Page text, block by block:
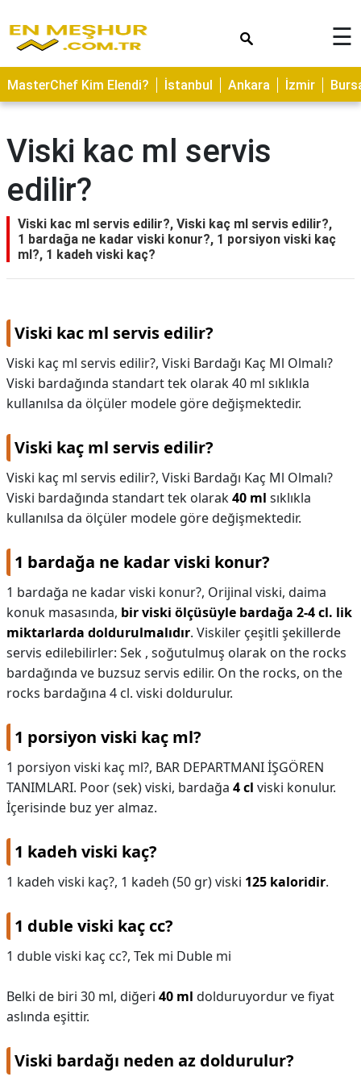
ASTROLOJİ
SAĞLIK
TARİFLERİ
GEZİLECEK
YERLER
CİLT
BAKIMI
NEDİR
ALANLARI
HAMİLELİK
KAPLICALAR
☰
MasterChef Kim Elendi? İstanbul Ankara İzmir
Viski kac ml servis
edilir?
Viski kac ml servis edilir?, Viski kaç ml servis edilir?,
1 bardağa ne kadar viski konur?, 1 porsiyon viski kaç
ml?, 1 kadeh viski kaç?
Viski kac ml servis edilir?
Viski kaç ml servis edilir?, Viski Bardağı Kaç Ml Olmalı?
Viski bardağında standart tek olarak 40 ml sıklıkla
kullanılsa da ölçüler modele göre değişmektedir.
Viski kaç ml servis edilir?
Viski kaç ml servis edilir?, Viski Bardağı Kaç Ml Olmalı?
Viski bardağında standart tek olarak40 ml sıklıkla
kullanılsa da ölçüler modele göre değişmektedir.
1 bardağa ne kadar viski konur?
1 bardağa ne kadar viski konur?, Orijinal viski, daima
konuk masasında, bir viski ölçüsüyle bardağa 2-4 cl. lik
miktarlarda doldurulmalıdır. Viskiler çeşitli şekillerde
servis edilebilirler: Sek , soğutulmuş olarak on the rocks
bardağında ve buzsuz servis edilir. On the rocks, on the
rocks bardağına 4 cl. viski doldurulur.
1 porsiyon viski kaç ml?
1 porsiyon viski kaç ml?, BAR DEPARTMANI İŞGÖREN
TANIMLARI. Poor (sek) viski, bardağa 4 cl viski konulur.
İçerisinde buz yer almaz.
1 kadeh viski kaç?
1 kadeh viski kaç?, 1 kadeh (50 gr) viski 125 kaloridir.
1 duble viski kaç cc?
1 duble viski kaç cc?, Tek mi Duble mi
Belki de biri 30 ml, diğeri 40 ml dolduruyordur ve fiyat
aslında eşittir.
Viski bardağı neden az doldurulur?